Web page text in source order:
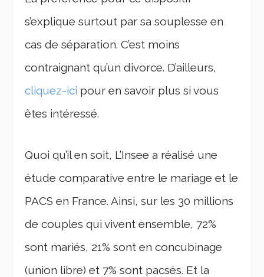
s’explique surtout par sa souplesse en
cas de séparation. C’est moins
contraignant qu’un divorce. D’ailleurs,
cliquez-ici pour en savoir plus si vous
êtes intéressé.
Quoi qu’il en soit, L’Insee a réalisé une
étude comparative entre le mariage et le
PACS en France. Ainsi, sur les 30 millions
de couples qui vivent ensemble, 72%
sont mariés, 21% sont en concubinage
(union libre) et 7% sont pacsés. Et la